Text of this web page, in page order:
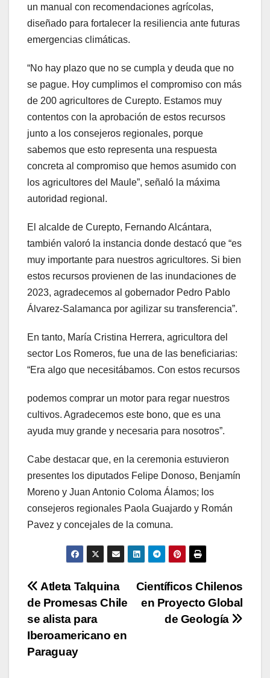
un manual con recomendaciones agrícolas,
diseñado para fortalecer la resiliencia ante futuras
emergencias climáticas.
“No hay plazo que no se cumpla y deuda que no
se pague. Hoy cumplimos el compromiso con más
de 200 agricultores de Curepto. Estamos muy
contentos con la aprobación de estos recursos
junto a los consejeros regionales, porque
sabemos que esto representa una respuesta
concreta al compromiso que hemos asumido con
los agricultores del Maule”, señaló la máxima
autoridad regional.
El alcalde de Curepto, Fernando Alcántara,
también valoró la instancia donde destacó que “es
muy importante para nuestros agricultores. Si bien
estos recursos provienen de las inundaciones de
2023, agradecemos al gobernador Pedro Pablo
Álvarez-Salamanca por agilizar su transferencia”.
En tanto, María Cristina Herrera, agricultora del
sector Los Romeros, fue una de las beneficiarias:
“Era algo que necesitábamos. Con estos recursos
podemos comprar un motor para regar nuestros
cultivos. Agradecemos este bono, que es una
ayuda muy grande y necesaria para nosotros”.
Cabe destacar que, en la ceremonia estuvieron
presentes los diputados Felipe Donoso, Benjamín
Moreno y Juan Antonio Coloma Álamos; los
consejeros regionales Paola Guajardo y Román
Pavez y concejales de la comuna.
Navegación
de
entradas
Científicos Chilenos
en Proyecto Global
de Geología
Atleta Talquina
de Promesas Chile
se alista para
Iberoamericano en
Paraguay